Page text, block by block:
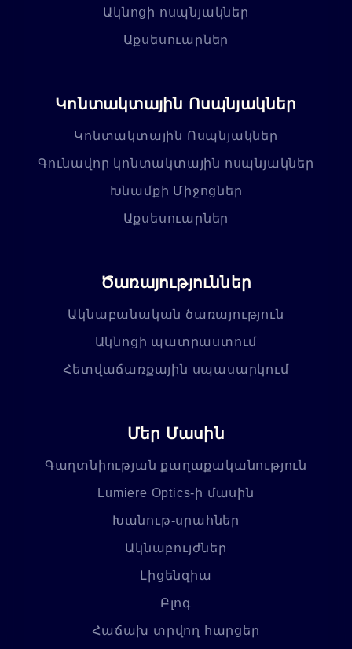
Ակնոցի ոսպնյակներ
Աքսեսուարներ
Կոնտակտային Ոսպնյակներ
Կոնտակտային Ոսպնյակներ
Գունավոր կոնտակտային ոսպնյակներ
Խնամքի Միջոցներ
Աքսեսուարներ
Ծառայություններ
Ակնաբանական ծառայություն
Ակնոցի պատրաստում
Հետվաճառքային սպասարկում
Մեր Մասին
Գաղտնիության քաղաքականություն
Lumiere Optics-ի մասին
Խանութ-սրահներ
Ակնաբույժներ
Լիցենզիա
Բլոգ
Հաճախ տրվող հարցեր